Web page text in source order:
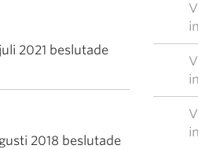
2021 beslutade
2018 beslutade